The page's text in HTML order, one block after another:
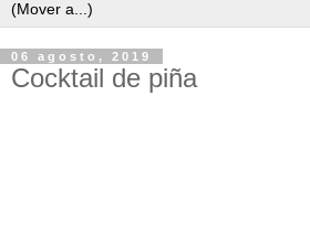
06 agosto, 2019
Cocktail de piña